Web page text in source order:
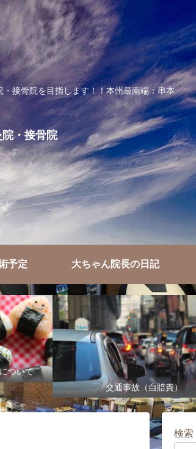
接骨院を目指します！！本州最南端：串本
・接骨院
予定 大ちゃん院長の日記
ついて
交通事故（自賠責）
検索